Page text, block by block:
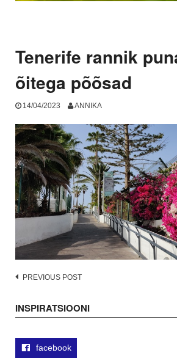
Tenerife rannik
õitega põõsad
14/04/2023 ANNIKA
Post
PREVIOUS POST
INSPIRATSIOONI
facebook